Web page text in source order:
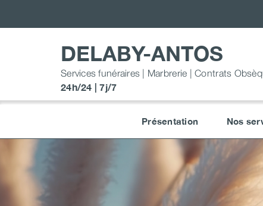
DELABY-ANTOS
Services funéraires | Marbrerie | Contrats
24h/24 | 7j/7
Présentation Nos